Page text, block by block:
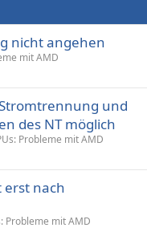
nicht angehen
mit AMD
und
des NT möglich
Probleme mit AMD
erst nach
Probleme mit AMD